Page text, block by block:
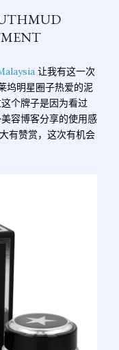
让我有这一次
坞明星圈子热爱的泥
个牌子是因为看过
容博客分享的使用感
有赞赏，这次有机会